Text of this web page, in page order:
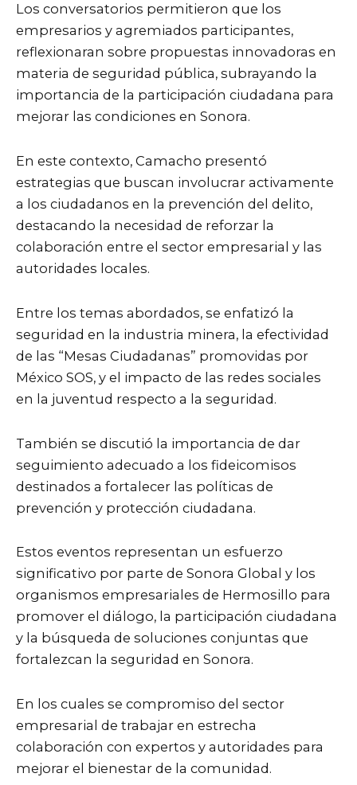
Los conversatorios permitieron que los
empresarios y agremiados participantes,
reflexionaran sobre propuestas innovadoras en
materia de seguridad pública, subrayando la
importancia de la participación ciudadana para
mejorar las condiciones en Sonora.
En este contexto, Camacho presentó
estrategias que buscan involucrar activamente
a los ciudadanos en la prevención del delito,
destacando la necesidad de reforzar la
colaboración entre el sector empresarial y las
autoridades locales.
Entre los temas abordados, se enfatizó la
seguridad en la industria minera, la efectividad
de las “Mesas Ciudadanas” promovidas por
México SOS, y el impacto de las redes sociales
en la juventud respecto a la seguridad.
También se discutió la importancia de dar
seguimiento adecuado a los fideicomisos
destinados a fortalecer las políticas de
prevención y protección ciudadana.
Estos eventos representan un esfuerzo
significativo por parte de Sonora Global y los
organismos empresariales de Hermosillo para
promover el diálogo, la participación ciudadana
y la búsqueda de soluciones conjuntas que
fortalezcan la seguridad en Sonora.
En los cuales se compromiso del sector
empresarial de trabajar en estrecha
colaboración con expertos y autoridades para
mejorar el bienestar de la comunidad.